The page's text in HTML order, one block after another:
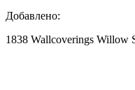
Добавлено:
1838 Wallcoverings